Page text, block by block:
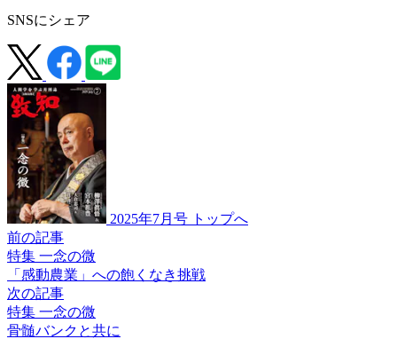
SNSにシェア
2025年7月号 トップへ
前の記事
特集 一念の微
「感動農業」への飽くなき挑戦
次の記事
特集 一念の微
骨髄バンクと共に